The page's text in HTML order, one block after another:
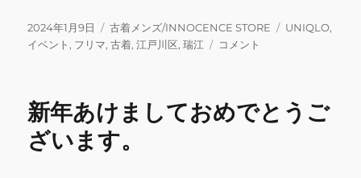
c
e
o
o
k
it
te
ai
l
e m
bl
ai
l
投
稿
2024年1月9日
カ
テ
古着メンズ/INNOCENCE STORE
タ
UNIQLO,
イベント, フリマ,古着,江戸川区,瑞江
次
に
コメント
新年あけましておめでとうご
ざいます。